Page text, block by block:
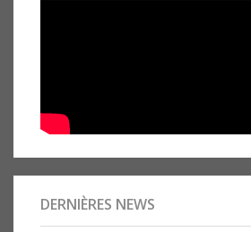
DERNIÈRES NEWS